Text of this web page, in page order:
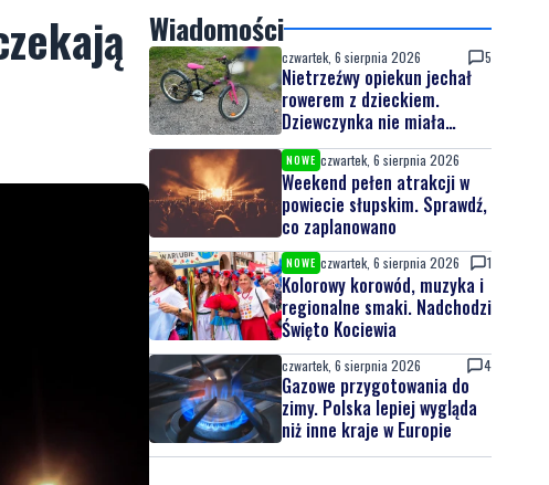
Wiadomości
czwartek, 6 sierpnia 2026 5
Nietrzeźwy opiekun jechał
rowerem z dzieckiem.
Dziewczynka nie miała
kasku
NOWE czwartek, 6 sierpnia 2026
Weekend pełen atrakcji w
powiecie słupskim. Sprawdź,
co zaplanowano
NOWE czwartek, 6 sierpnia 2026 1
Kolorowy korowód, muzyka i
regionalne smaki. Nadchodzi
Święto Kociewia
czwartek, 6 sierpnia 2026 4
Gazowe przygotowania do
zimy. Polska lepiej wygląda
niż inne kraje w Europie